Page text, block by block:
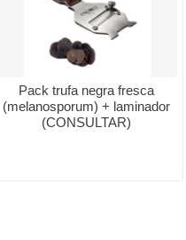
Pack trufa negra fresca
(melanosporum) + laminador
(CONSULTAR)